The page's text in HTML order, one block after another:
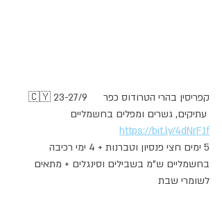
🇨🇾 23-27/9     קפריסין בהרי הטרודוס כפר
https://bit.ly/4dNrF1f
5 ימים חצי פנסיון וטברנות + 4 ימי רכיבה
בחשמליים ש"מ בשבילים וסינגלים + מתאים
לשומרי שבת